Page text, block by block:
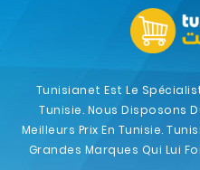
Tunisianet Est Le
Tunisie. Nous Disposons
Meilleurs Prix En Tunisie.
Grandes Marques Qui Lui